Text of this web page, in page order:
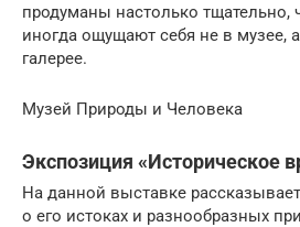
продуманы настолько тщательно,
иногда ощущают себя не в музее,
галерее.
Музей Природы и Человека
Экспозиция «Историческое
На данной выставке
о его истоках и разнообразных